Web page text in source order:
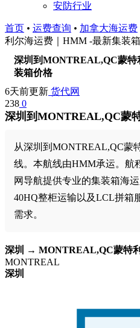
安防行业
首页 • 运费查询 • 加拿大海运费
利尔海运费｜HMM -最新集装
深圳到MONTREAL,QC蒙
装箱价格
6天前更新 货代网
238 0
深圳到MONTREAL,QC蒙
从深圳到MONTREAL,QC蒙
线。本航线由HMM承运。航
网导航提供专业的集装箱海运
40HQ整柜运输以及LCL拼箱
需求。
深圳 → MONTREAL,QC蒙特
MONTREAL
深圳